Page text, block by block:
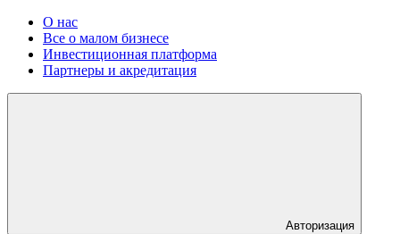
О нас
Все о малом бизнесе
Инвестиционная платформа
Партнеры и акредитация
Авторизация